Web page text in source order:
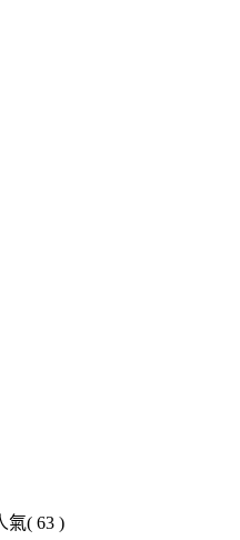
氣( 63 )